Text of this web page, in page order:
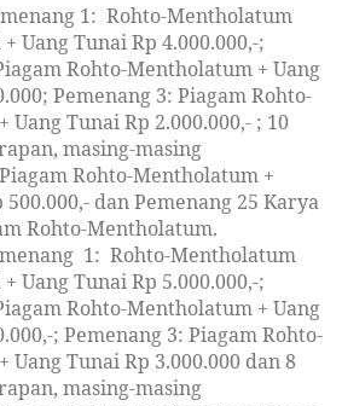
1: Rohto-Mentholatum
Uang Tunai Rp 4.000.000,-;
Rohto-Mentholatum + Uang
Pemenang 3: Piagam Rohto-
Tunai Rp 2.000.000,- ; 10
masing-masing
Rohto-Mentholatum +
500.000,- dan Pemenang 25 Karya
Rohto-Mentholatum.
1: Rohto-Mentholatum
Uang Tunai Rp 5.000.000,-;
Rohto-Mentholatum + Uang
; Pemenang 3: Piagam Rohto-
Uang Tunai Rp 3.000.000 dan 8
masing-masing